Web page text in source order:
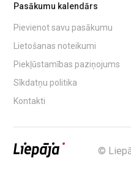
Pasākumu kalendārs
Pievienot savu pasākumu
Lietošanas noteikumi
Piekļūstamības paziņojums
Sīkdatņu politika
Kontakti
©